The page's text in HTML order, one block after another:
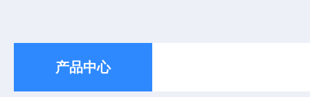
产品中心